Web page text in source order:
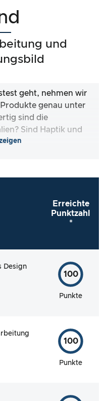
und
geht, nehmen wir
genau unter
sind die
Sind Haptik und
Erreichte
Punktzahl
*
Design
100
Punkte
100
Punkte